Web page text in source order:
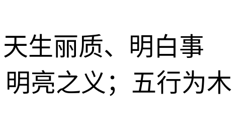
生丽质、明白事
亮之义；五行为木